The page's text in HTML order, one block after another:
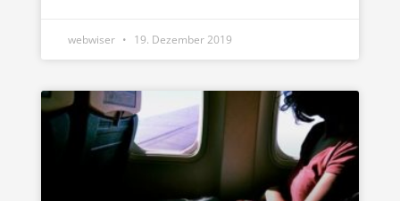
webwiser 19. Dezember 2019